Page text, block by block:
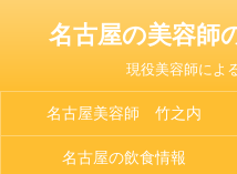
名古屋の美容師
現役美容師によ
名古屋美容師 竹之内
名古屋の飲食情報